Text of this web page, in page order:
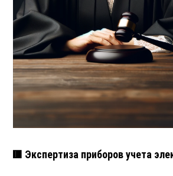
🟥 Экспертиза приборов учета